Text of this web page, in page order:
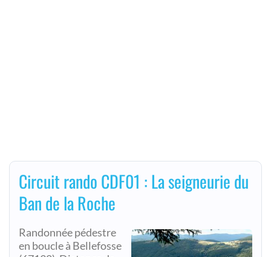
Circuit rando CDF01 : La seigneurie du
Ban de la Roche
Randonnée pédestre
en boucle à Bellefosse